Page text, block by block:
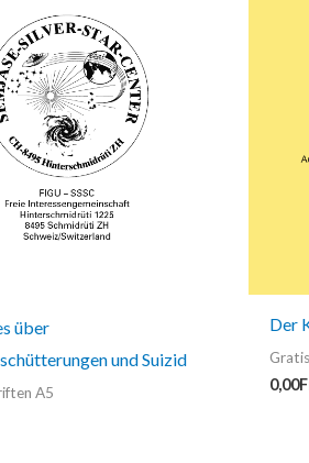
über
und Suizid
A5
Der
0,00